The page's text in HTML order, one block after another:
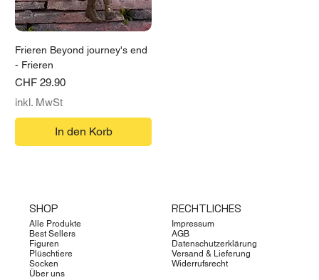
Frieren Beyond journey's end
- Frieren
Preis
CHF 29.90
inkl. MwSt
In den Korb
SHOP
Alle Produkte
Best Sellers
Figuren
Plüschtiere
Socken
Über uns
RECHTLICHES
Impressum
AGB
Datenschutzerklärung
Versand & Lieferung
Widerrufsrecht